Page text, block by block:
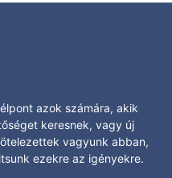
azok számára, akik
keresnek, vagy új
vagyunk abban,
ezekre az igényekre.